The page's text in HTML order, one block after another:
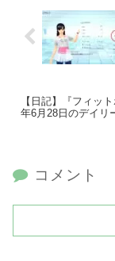
【日記】『フィッ
年6月28日のデイリ
コメント